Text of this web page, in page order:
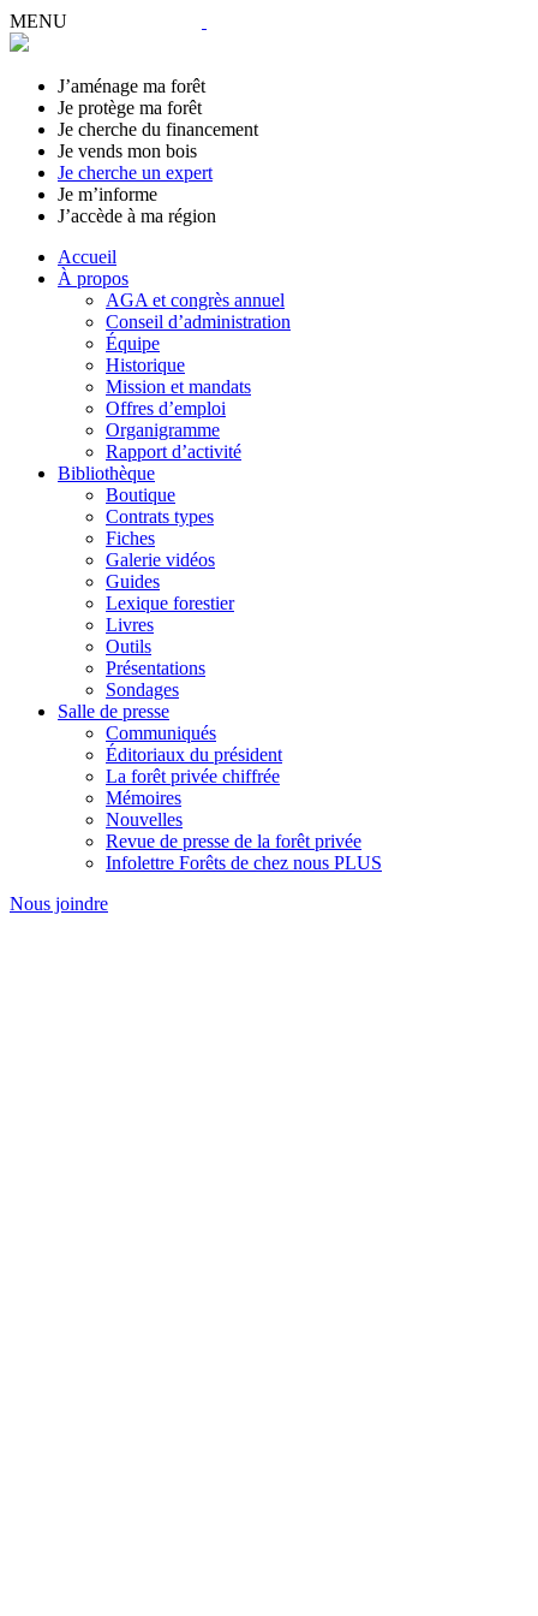
MENU
J’aménage ma forêt
Je protège ma forêt
Je cherche du financement
Je vends mon bois
Je cherche un expert
Je m’informe
J’accède à ma région
Accueil
À propos
AGA et congrès annuel
Conseil d’administration
Équipe
Historique
Mission et mandats
Offres d’emploi
Organigramme
Rapport d’activité
Bibliothèque
Boutique
Contrats types
Fiches
Galerie vidéos
Guides
Lexique forestier
Livres
Outils
Présentations
Sondages
Salle de presse
Communiqués
Éditoriaux du président
La forêt privée chiffrée
Mémoires
Nouvelles
Revue de presse de la forêt privée
Infolettre Forêts de chez nous PLUS
Nous joindre